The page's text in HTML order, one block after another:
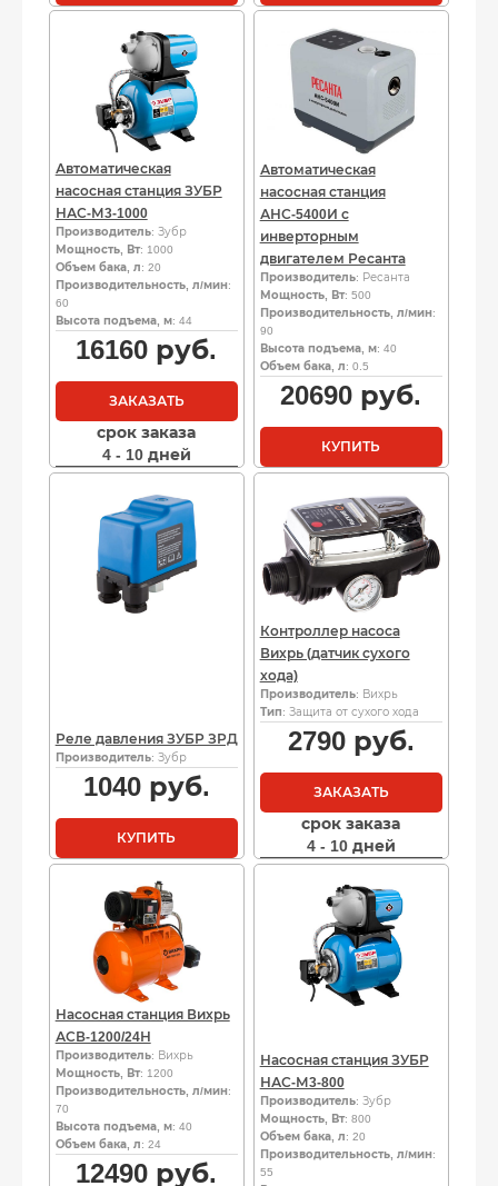
Автоматическая
насосная станция ЗУБР
НАС-М3-1000
Производитель: Зубр
Мощность, Вт: 1000
Объем бака, л: 20
Производительность, л/мин:
60
Высота подъема, м: 44
16160 руб.
ЗАКАЗАТЬ
срок заказа
4 - 10 дней
Автоматическая
насосная станция
АНС-5400И с
инверторным
двигателем Ресанта
Производитель: Ресанта
Мощность, Вт: 500
Производительность, л/мин:
90
Высота подъема, м: 40
Объем бака, л: 0.5
20690 руб.
КУПИТЬ
Реле давления ЗУБР ЗРД
Производитель: Зубр
1040руб.
КУПИТЬ
Контроллер насоса
Вихрь (датчик сухого
хода)
Производитель: Вихрь
Тип: Защита от сухого хода
2790руб.
ЗАКАЗАТЬ
срок заказа
4 - 10 дней
Насосная станция Вихрь
АСВ-1200/24Н
Производитель: Вихрь
Мощность, Вт: 1200
Производительность, л/мин:
70
Высота подъема, м: 40
Объем бака, л: 24
12490 руб.
Насосная станция ЗУБР
НАС-М3-800
Производитель: Зубр
Мощность, Вт: 800
Объем бака, л: 20
Производительность, л/мин:
55